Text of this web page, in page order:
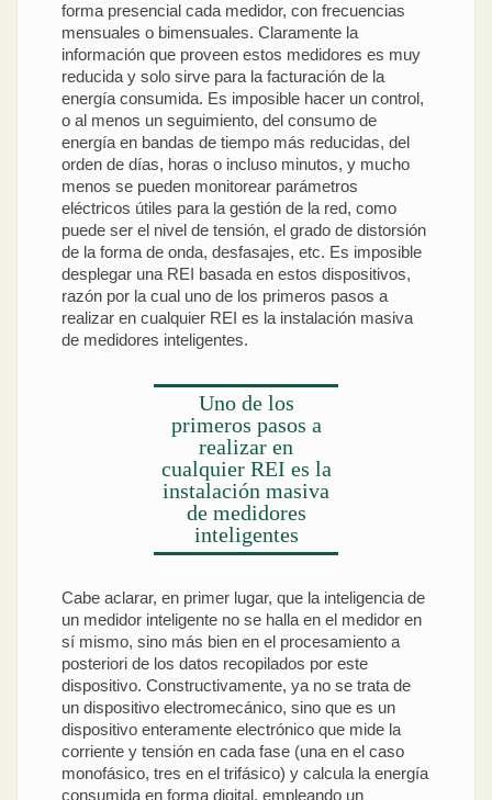
forma presencial cada medidor, con frecuencias
mensuales o bimensuales. Claramente la
información que proveen estos medidores es muy
reducida y solo sirve para la facturación de la
energía consumida. Es imposible hacer un control,
o al menos un seguimiento, del consumo de
energía en bandas de tiempo más reducidas, del
orden de días, horas o incluso minutos, y mucho
menos se pueden monitorear parámetros
eléctricos útiles para la gestión de la red, como
puede ser el nivel de tensión, el grado de distorsión
de la forma de onda, desfasajes, etc. Es imposible
desplegar una REI basada en estos dispositivos,
razón por la cual uno de los primeros pasos a
realizar en cualquier REI es la instalación masiva
de medidores inteligentes.
Uno de los
primeros pasos a
realizar en
cualquier REI es la
instalación masiva
de medidores
inteligentes
Cabe aclarar, en primer lugar, que la inteligencia de
un medidor inteligente no se halla en el medidor en
sí mismo, sino más bien en el procesamiento a
posteriori de los datos recopilados por este
dispositivo. Constructivamente, ya no se trata de
un dispositivo electromecánico, sino que es un
dispositivo enteramente electrónico que mide la
corriente y tensión en cada fase (una en el caso
monofásico, tres en el trifásico) y calcula la energía
consumida en forma digital, empleando un